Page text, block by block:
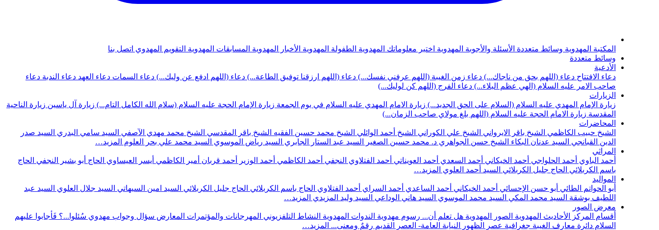
المكتبة المهدوية وسائط متعددة الأسئلة والأجوبة المهدوية اختبر معلوماتك المهدوية الطفولة المهدوية الأخبار المهدوية المسابقات المهدوية التقويم المهدوي اتصل بنا
وسائط متعددة
الأدعية
دعاء الافتتاح دعاء (اللهم بحق من ناجاك...) دعاء زمن الغيبة (اللهم عرفني نفسك...) دعاء (اللهم ارزقنا توفيق الطاعة...) دعاء (اللهم ادفع عن وليك...) دعاء السمات دعاء العهد دعاء الندبة دعاء
صاحب الامر عليه السلام (الهي عظم البلاء...) دعاء الفرج (اللهم كن لوليك...)
الزيارات
زيارة الإمام المهدي عليه السلام (السلام على الحق الجديد...) زيارة الامام المهدي عليه السلام في يوم الجمعة زيارة الإمام الحجة عليه السلام (سلام الله الكامل التام...) زيارة آل ياسين زيارة الناحية
المقدسة زيارة الامام الحجة عليه السلام (اللهم بلغ مولاي صاحب الزمان...)
المحاضرات
الشيخ حبيب الكاظمي الشيخ باقر الايرواني الشيخ علي الكوراني الشيخ أحمد الوائلي الشيخ محمد حسين الفقيه الشيخ باقر المقدسي الشيخ محمد مهدي الآصفي السيد سامي البدري السيد صدر
الدين القبانجي السيد عدنان البكاء الشيخ حسن الجواهري د. محمد حسين الصغير السيد عبد الستار الجابري السيد رياض الموسوي السيد محمد علي بحر العلوم المزيد…
المراثي
أحمد الباوي أحمد الحلواجي أحمد الخيكاني أحمد السعدي أحمد العويناتي أحمد الفتلاوي النجفي أحمد الكاظمي أحمد الوزير أحمد قربان أمير الكاظمي أيسر العيساوي الحاج أبو بشير النجفي الحاج
باسم الكربلائي الحاج جليل الكربلائي السيد أحمد العلوي المزيد…
المواليد
أبو الحواتم الطائي أبو حسن الإحسائي أحمد الخيكاني أحمد الساعدي أحمد السراي أحمد الفتلاوي الحاج باسم الكربلائي الحاج جليل الكربلائي السيد امين السيهاتي السيد جلال العلوي السيد عبد
اللطيف بوشقة السيد محمد المكي السيد محمد الموسوي السيد هاني الوداعي السيد وليد المزيدي المزيد…
معرض الصور
أقسام المركز
الأحاديث المهدوية الصور المهدوية هل تعلم أن... رسوم مهدوية الندوات المهدوية النشاط التلفزيوني المهرجانات والمؤتمرات المعارض سؤال وجواب مهدوي سُئلوا...؟ فَأجابوا عليهم
السلام دائرة معارف الغيبة جغرافية عصر الظهور النيابة العامة- العصر القديم رقمٌ ومعنى... المزيد…